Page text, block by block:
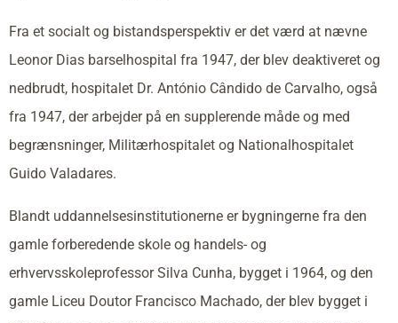
Fra et socialt og bistandsperspektiv er det værd at nævne
Leonor Dias barselhospital fra 1947, der blev deaktiveret og
nedbrudt, hospitalet Dr. António Cândido de Carvalho, også
fra 1947, der arbejder på en supplerende måde og med
begrænsninger, Militærhospitalet og Nationalhospitalet
Guido Valadares.
Blandt uddannelsesinstitutionerne er bygningerne fra den
gamle forberedende skole og handels- og
erhvervsskoleprofessor Silva Cunha, bygget i 1964, og den
gamle Liceu Doutor Francisco Machado, der blev bygget i